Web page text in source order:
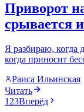
Приворот
срывается
Я разбираю, когда
когда приносит
Раиса Ильинская
Читать
1 23Вперёд